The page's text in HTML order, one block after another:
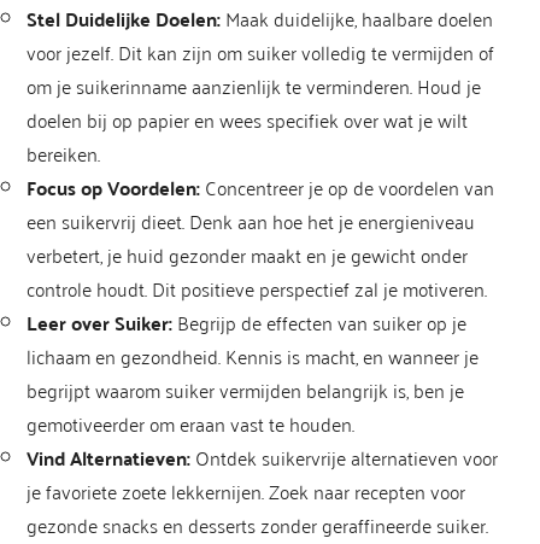
Stel Duidelijke Doelen:Maak duidelijke, haalbare doelen
voor jezelf. Dit kan zijn om suiker volledig te vermijden of
om je suikerinname aanzienlijk te verminderen. Houd je
doelen bij op papier en wees specifiek over wat je wilt
bereiken.
Focus op Voordelen:Concentreer je op de voordelen van
een suikervrij dieet. Denk aan hoe het je energieniveau
verbetert, je huid gezonder maakt en je gewicht onder
controle houdt. Dit positieve perspectief zal je motiveren.
Leer over Suiker:Begrijp de effecten van suiker op je
lichaam en gezondheid. Kennis is macht, en wanneer je
begrijpt waarom suiker vermijden belangrijk is, ben je
gemotiveerder om eraan vast te houden.
Vind Alternatieven:Ontdek suikervrije alternatieven voor
je favoriete zoete lekkernijen. Zoek naar recepten voor
gezonde snacks en desserts zonder geraffineerde suiker.